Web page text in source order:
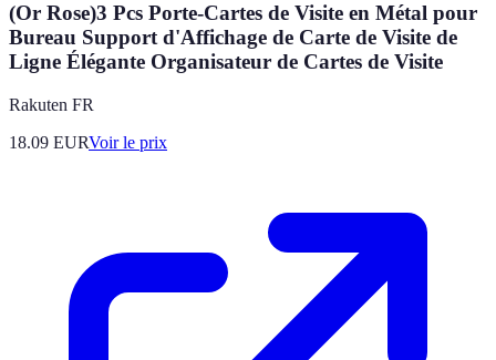
(Or Rose)3 Pcs Porte-Cartes de Visite en Métal pour
Bureau Support d'Affichage de Carte de Visite de
Ligne Élégante Organisateur de Cartes de Visite
Rakuten FR
18.09 EURVoir le prix